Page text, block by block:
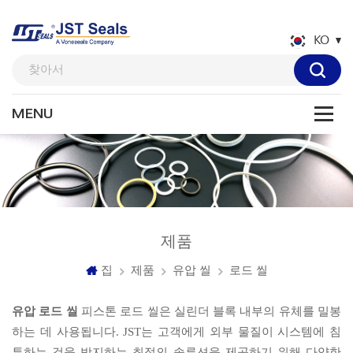
KO
제품
집 제품 유압 씰 로드 씰
유압 로드 씰 피스톤 로드 씰은 실린더 블록 내부의 유체를 밀봉
하는 데 사용됩니다. JST는 고객에게 외부 물질이 시스템에 침